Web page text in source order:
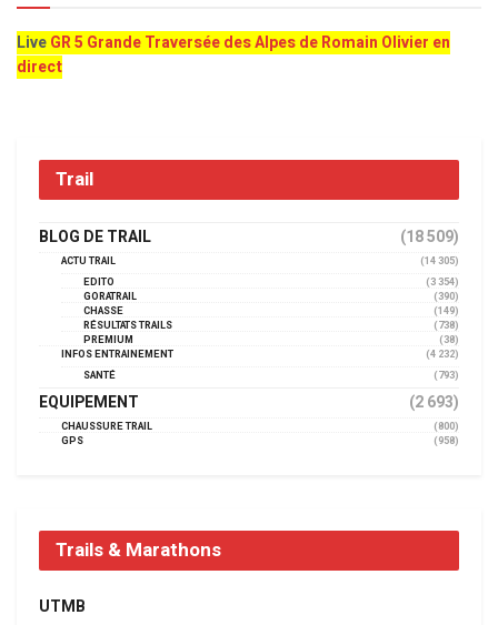
LiveGR 5 Grande Traversée des Alpes de Romain Olivier en
direct
Trail
BLOG DE TRAIL (18 509)
ACTU TRAIL
(14 305)
EDITO
(3 354)
GORATRAIL
(390)
CHASSE
(149)
RÉSULTATS TRAILS
(738)
PREMIUM
(38)
INFOS ENTRAINEMENT
(4 232)
SANTÉ
(793)
EQUIPEMENT (2 693)
CHAUSSURE TRAIL
(800)
GPS
(958)
Trails & Marathons
UTMB